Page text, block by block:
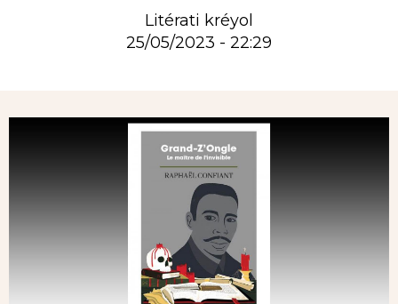
Litérati kréyol
25/05/2023 - 22:29